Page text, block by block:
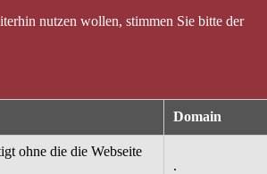
nutzen wollen, stimmen Sie bitte der
Domain
ohne die die Webseite
.